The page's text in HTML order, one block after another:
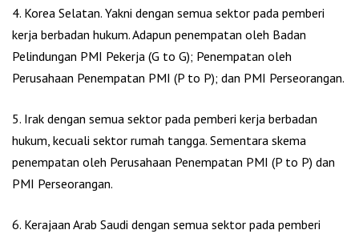
4. Korea Selatan. Yakni dengan semua sektor pada pemberi
kerja berbadan hukum. Adapun penempatan oleh Badan
Pelindungan PMI Pekerja (G to G); Penempatan oleh
Perusahaan Penempatan PMI (P to P); dan PMI Perseorangan.
5. Irak dengan semua sektor pada pemberi kerja berbadan
hukum, kecuali sektor rumah tangga. Sementara skema
penempatan oleh Perusahaan Penempatan PMI (P to P) dan
PMI Perseorangan.
6. Kerajaan Arab Saudi dengan semua sektor pada pemberi